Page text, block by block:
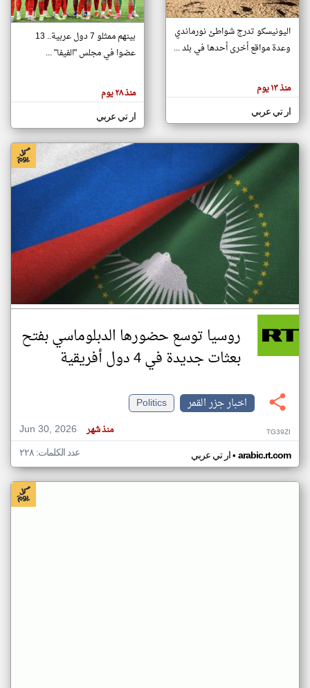
تغيير الدولة
اخبار جزر القمر على مدار الساعة
أهم اخبار جزر القمر العاجلة والمباشرة
هنا عن
وجهة
كاتبيها.
اليونيسكو تدرج شواطئ نورماندي
وعدة مواقع أخرى أحدها في بلد ...
منذ ١٣ يوم
ار تي عربي
بينهم ممثلو 7 دول عربية.. 13
عضوا في مجلس "الفيفا" ...
منذ ٢٨ يوم
ار تي عربي
روسيا توسع حضورها الدبلوماسي بفتح
بعثات جديدة في 4 دول أفريقية
اخبار جزر القمر
Politics
Jun 30, 2026
منذ شهر TG39ZI
ار تي عربي• arabic.rt.com عدد الكلمات: ٢٢٨
klyoum.com